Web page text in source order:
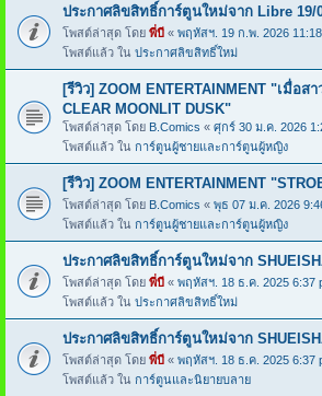
ประกาศลิขสิทธิ์การ์ตูนใหม่จาก Libre 19/
โพสต์ล่าสุด โดย พี่บี « พฤหัสฯ. 19 ก.พ. 2026
โพสต์แล้ว ใน ประกาศลิขสิทธิ์ใหม่
[รีวิว] ZOOM ENTERTAINMENT "เมื่อส
CLEAR MOONLIT DUSK"
โพสต์ล่าสุด โดย B.Comics « ศุกร์ 30 ม.ค. 2026
โพสต์แล้ว ใน การ์ตูนผู้ชายและการ์ตูนผู้หญิง
[รีวิว] ZOOM ENTERTAINMENT
โพสต์ล่าสุด โดย B.Comics « พุธ 07 ม.ค. 2026
โพสต์แล้ว ใน การ์ตูนผู้ชายและการ์ตูนผู้หญิง
ประกาศลิขสิทธิ์การ์ตูนใหม่จาก
โพสต์ล่าสุด โดย พี่บี « พฤหัสฯ. 18 ธ.ค. 2025 6:37
โพสต์แล้ว ใน ประกาศลิขสิทธิ์ใหม่
ประกาศลิขสิทธิ์การ์ตูนใหม่จาก
โพสต์ล่าสุด โดย พี่บี « พฤหัสฯ. 18 ธ.ค. 2025 6:37
โพสต์แล้ว ใน การ์ตูนและนิยายบลาย